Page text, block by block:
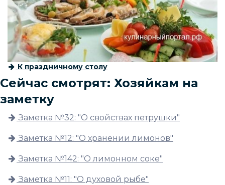
К праздничному столу
Сейчас смотрят: Хозяйкам на
заметку
Заметка №32: "О свойствах петрушки"
Заметка №12: "О хранении лимонов"
Заметка №142: "О лимонном соке"
Заметка №11: "О духовой рыбе"